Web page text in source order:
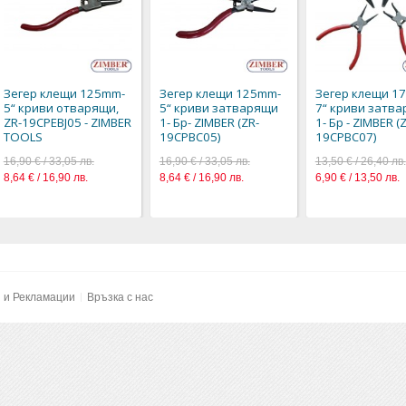
Зегер клещи 125mm-
5“ криви отварящи,
ZR-19CPEBJ05 - ZIMBER
TOOLS
16,90 € / 33,05 лв.
8,64 € / 16,90 лв.
Зегер клещи 125mm-
5“ криви затварящи
1- Бр- ZIMBER (ZR-
19CPBC05)
16,90 € / 33,05 лв.
8,64 € / 16,90 лв.
Зегер клещи
7“ криви
1- Бр - ZIMBER
19CPBC07)
13,50 € / 26,40 лв.
6,90 € / 13,50 лв.
и Рекламации Връзка с нас